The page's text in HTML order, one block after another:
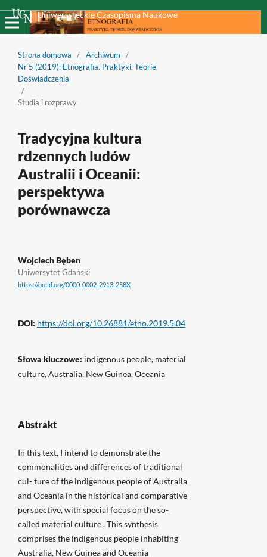
Uniwersyteckie Czasopisma Naukowe
Strona domowa / Archiwum
/
Nr 5 (2019): Etnografia. Praktyki, Teorie,
Doświadczenia
/
Studia i rozprawy
Tradycyjna kultura
rdzennych ludów
Australii i Oceanii:
perspektywa
porównawcza
Wojciech Bęben
Uniwersytet Gdański
https://orcid.org/0000-0002-2913-258X
DOI: https://doi.org/10.26881/etno.2019.5.04
Słowa kluczowe: indigenous people, material
culture, Australia, New Guinea, Oceania
Abstrakt
In this text, I intend to demonstrate the
commonalities and differences of traditional
cul- ture of the indigenous people of Australia
and Oceania in the historical and comparative
perspective, with special focus on the so-
called material culture . This synthesis
comprises the indigenous people inhabiting
Australia, New Guinea and Oceania